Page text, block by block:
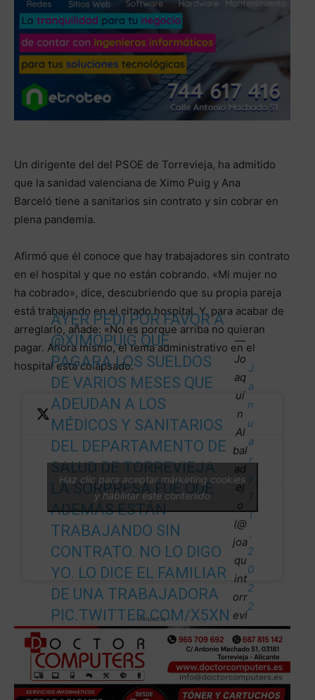
Un dirigente del del PSOE de Torrevieja, ha admitido
que la sanidad valenciana de Ximo Puig y Ana
Barceló tiene a sanitarios sin contrato y sin cobrar en
plena pandemia.
Afirmó que él conoce que hay trabajadores sin contrato
en el hospital y que no están cobrando. «Mi mujer no
ha cobrado», dice, descubriendo que su propia pareja
está trabajando en el citado hospital. Y, para acabar de
arreglarlo, añade: «No es porque arriba no quieran
pagar. Ahora mismo, el tema administrativo en el
hospital está colapsado.
AYER PEDÍ POR FAVOR A
@XIMOPUIG QUE
PAGARA LOS SUELDOS
DE VARIOS MESES QUE
ADEUDAN A LOS
MÉDICOS Y SANITARIOS
DEL DEPARTAMENTO DE
SALUD DE TORREVIEJA.
LA SORPRESA FUE QUE
ADEMÁS ESTÁN
TRABAJANDO SIN
CONTRATO. NO LO DIGO
YO. LO DICE EL FAMILIAR
DE UNA TRABAJADORA
PIC.TWITTER.COM/X5XN
CC3IWX
—
Jo
aq
uí
n
Al
bal
ad
ej
o
(@
joa
qu
int
orr
evi
e)
J
a
n
u
a
r
y
1
1
2
0
2
2
Haz clic para aceptar márketing cookies
y habilitar este contenido
- Anuncio -